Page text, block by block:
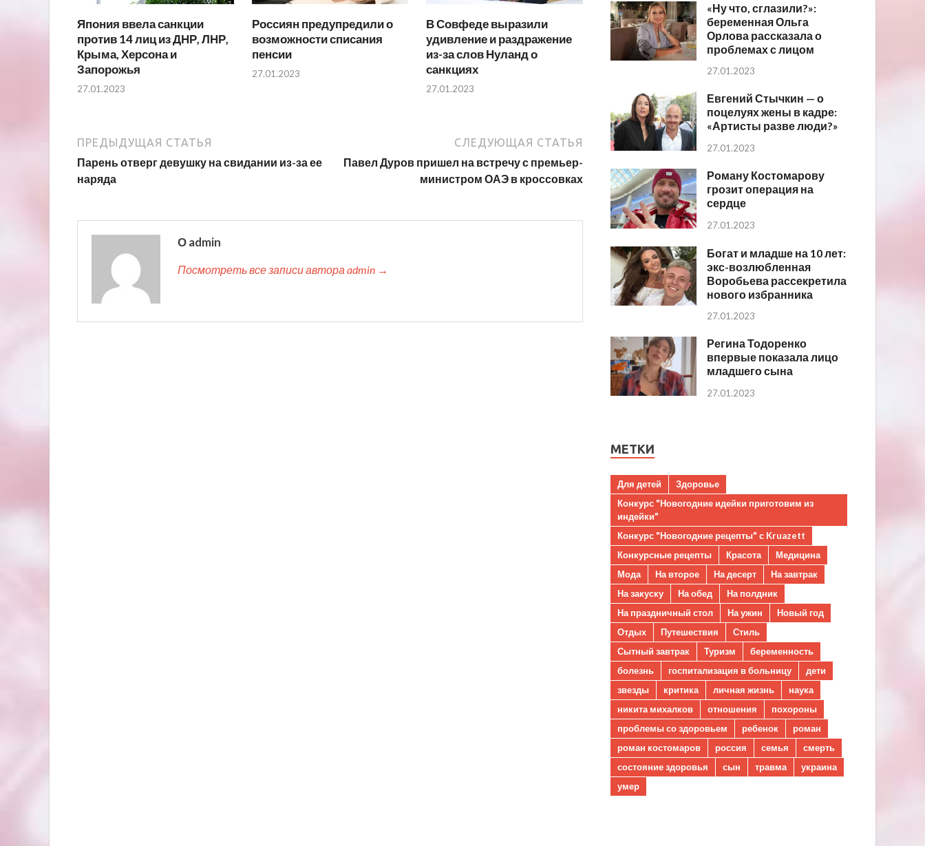
Япония ввела санкции
против 14 лиц из ДНР, ЛНР,
Крыма, Херсона и
Запорожья
27.01.2023
Россиян предупредили о
возможности списания
пенсии
27.01.2023
В Совфеде выразили
удивление и раздражение
из-за слов Нуланд о
санкциях
27.01.2023
ПРЕДЫДУЩАЯ СТАТЬЯ
Парень отверг девушку на свидании из-за ее
наряда
СЛЕДУЮЩАЯ СТАТЬЯ
Павел Дуров пришел на встречу с премьер-
министром ОАЭ в кроссовках
О admin
Посмотреть все записи автора admin →
«Ну что, сглазили?»:
беременная Ольга
Орлова рассказала о
проблемах с лицом
27.01.2023
Евгений Стычкин — о
поцелуях жены в кадре:
«Артисты разве люди?»
27.01.2023
Роману Костомарову
грозит операция на
сердце
27.01.2023
Богат и младше на 10 лет:
экс-возлюбленная
Воробьева рассекретила
нового избранника
27.01.2023
Регина Тодоренко
впервые показала лицо
младшего сына
27.01.2023
МЕТКИ
Для детей
Здоровье
Конкурс "Новогодние идейки приготовим из
индейки"
Конкурс "Новогодние рецепты" с Kruazett
Конкурсные рецепты
Красота
Медицина
Мода
На второе На десерт
На завтрак
На закуску
На обед
На полдник
На праздничный стол
На ужин
Новый год
Отдых
Путешествия
Стиль
Сытный завтрак
Туризм
беременность
болезнь
госпитализация в больницу
дети
звезды
критика личная жизнь
наука
никита михалков
отношения
похороны
проблемы со здоровьем
ребенок
роман
роман костомаров
россия семья
смерть
состояние здоровья
сын травма
украина
умер